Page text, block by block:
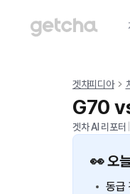
겟차피디아
G70
겟차 AI 리포터
👀 오
동급